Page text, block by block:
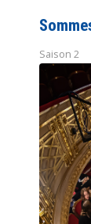
Saison 2